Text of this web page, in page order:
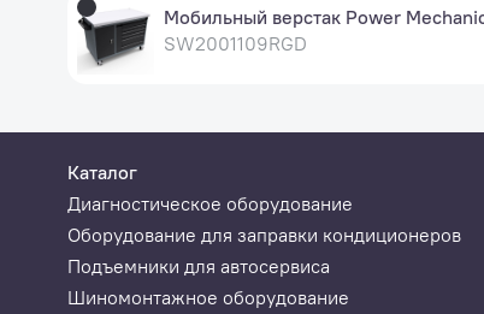
Мобильный верстак Power
SW2001109RGD
Каталог
Диагностическое оборудование
Оборудование для заправки кондиционеров
Подъемники для автосервиса
Шиномонтажное оборудование